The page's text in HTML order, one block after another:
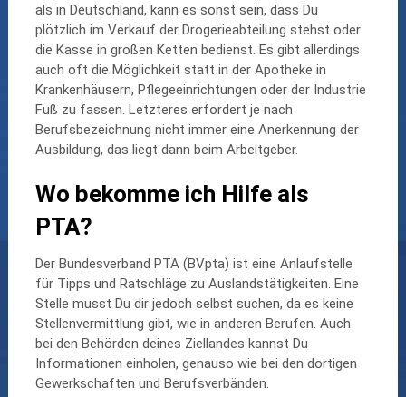
als in Deutschland, kann es sonst sein, dass Du
plötzlich im Verkauf der Drogerieabteilung stehst oder
die Kasse in großen Ketten bedienst. Es gibt allerdings
auch oft die Möglichkeit statt in der Apotheke in
Krankenhäusern, Pflegeeinrichtungen oder der Industrie
Fuß zu fassen. Letzteres erfordert je nach
Berufsbezeichnung nicht immer eine Anerkennung der
Ausbildung, das liegt dann beim Arbeitgeber.
Wo bekomme ich Hilfe als
PTA?
Der Bundesverband PTA (BVpta) ist eine Anlaufstelle
für Tipps und Ratschläge zu Auslandstätigkeiten. Eine
Stelle musst Du dir jedoch selbst suchen, da es keine
Stellenvermittlung gibt, wie in anderen Berufen. Auch
bei den Behörden deines Ziellandes kannst Du
Informationen einholen, genauso wie bei den dortigen
Gewerkschaften und Berufsverbänden.